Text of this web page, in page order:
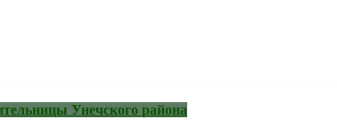
Унечского района